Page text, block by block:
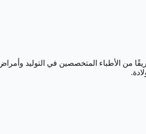
الأطباء المتخصصين في التوليد وأمراض